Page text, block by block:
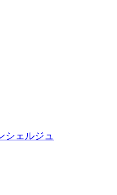
シェルジュ